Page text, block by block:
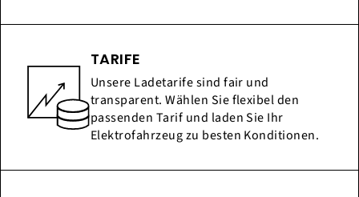
TARIFE
Unsere Ladetarife sind fair und
transparent. Wählen Sie flexibel den
passenden Tarif und laden Sie Ihr
Elektrofahrzeug zu besten Konditionen.